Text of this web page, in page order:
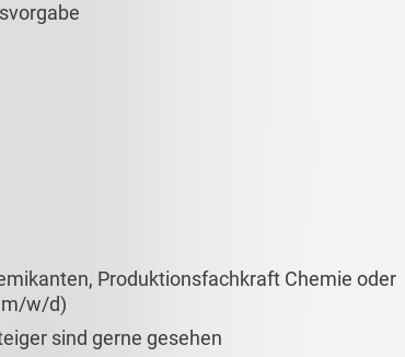
Produktionsfachkraft Chemie oder
m/w/d)
sind gerne gesehen